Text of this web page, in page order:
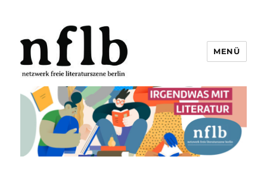
Netzwerk freie Literaturszene
Berlin e.V.
MENÜ